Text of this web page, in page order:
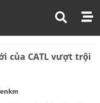
của CATL vượt trội